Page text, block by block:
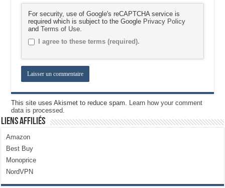
For security, use of Google's reCAPTCHA service is
required which is subject to the Google Privacy Policy
andTerms of Use
I agree to these terms (required).
This site uses Akismet to reduce spam. Learn how your comment
data is processed.
Liens Affiliés
Amazon
Best Buy
Monoprice
NordVPN